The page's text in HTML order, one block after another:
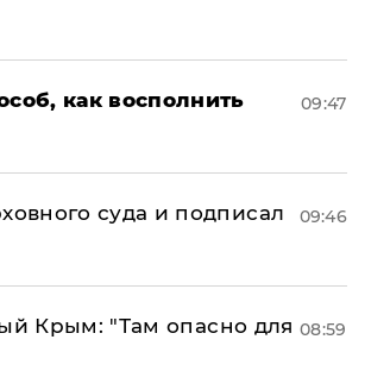
как восполнить
09:47
суда и подписал
09:46
Крым: "Там опасно для 08:59